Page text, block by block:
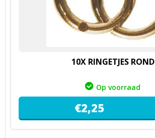
10X RINGETJES ROND
Op voorraad
€2,25